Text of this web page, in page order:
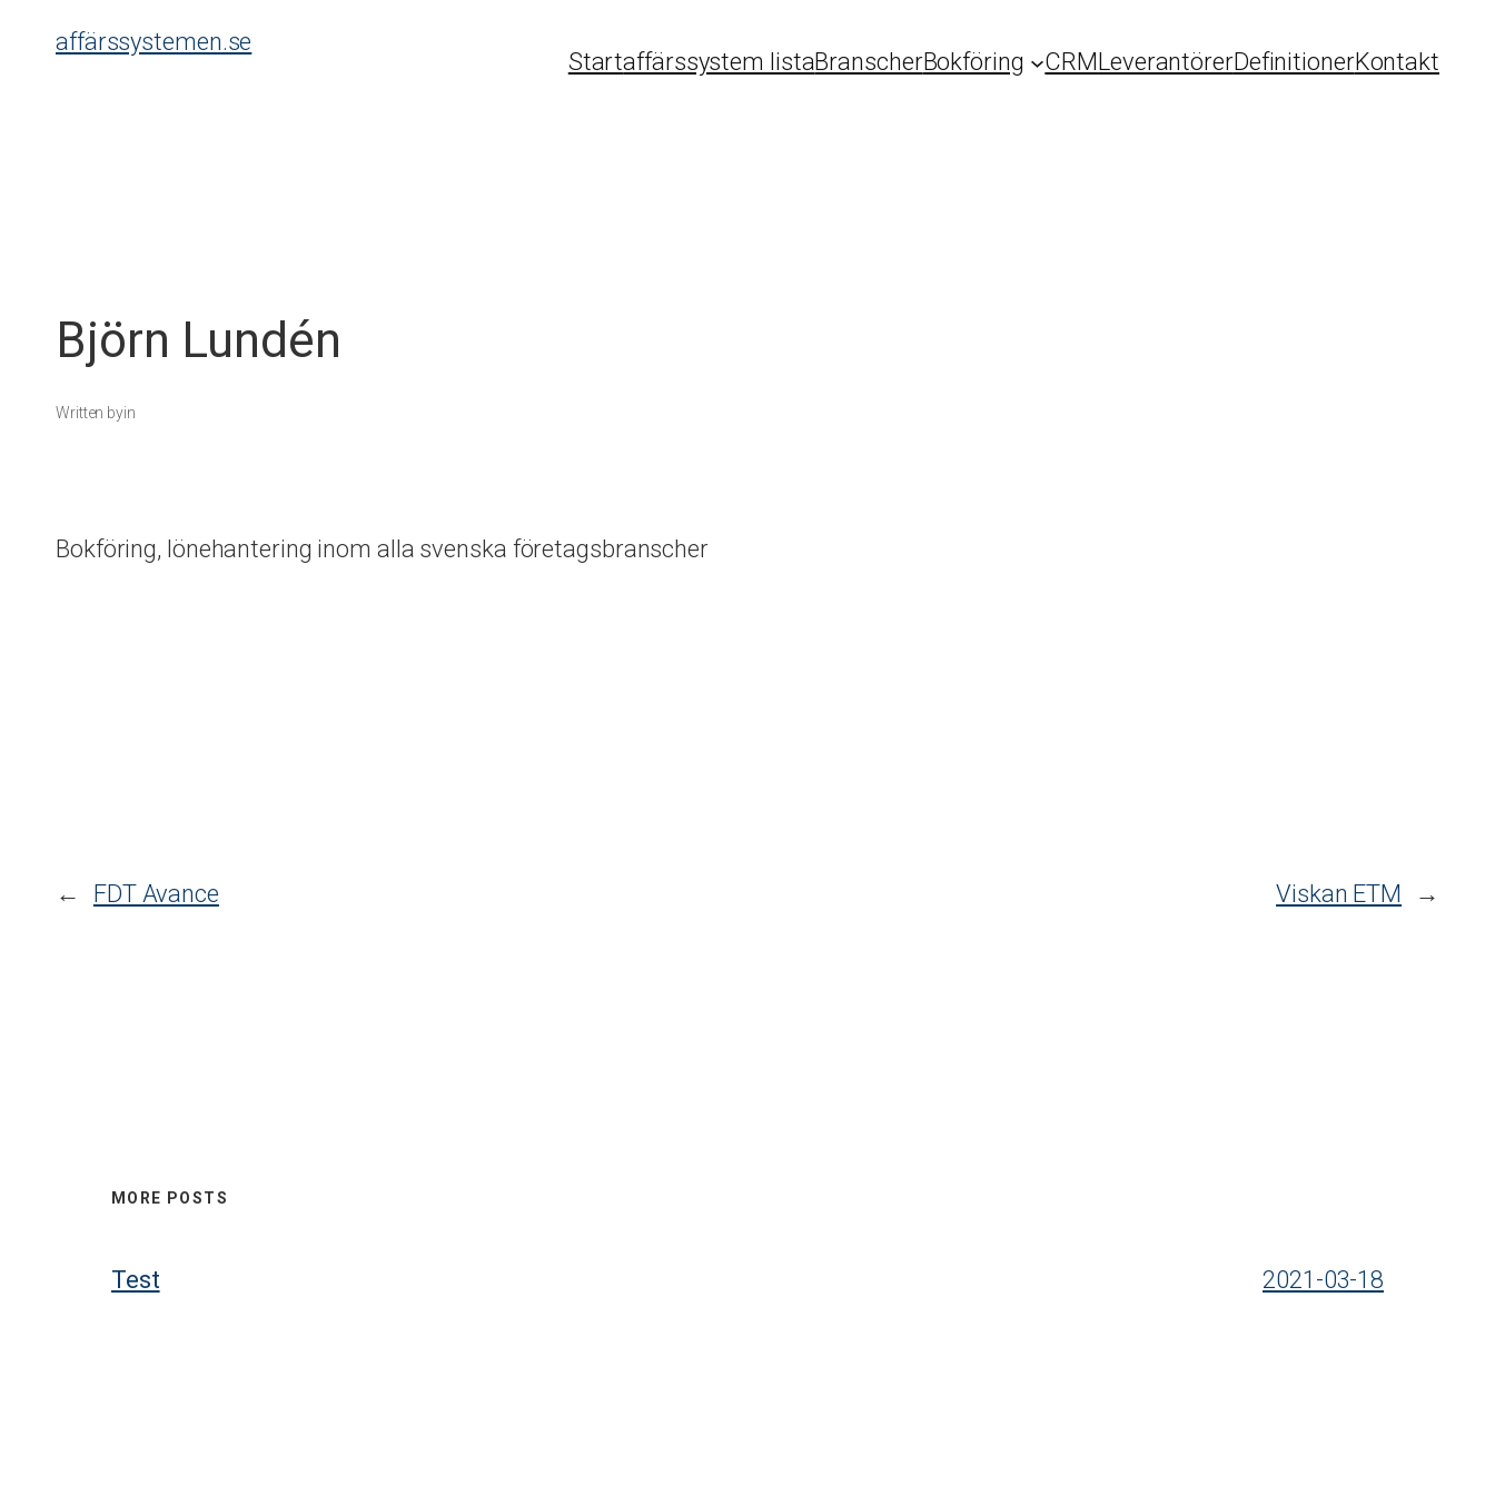
affärssystemen.se
Startaffärssystem listaBranscherBokföring CRMLeverantörerDefinitionerKontakt
Björn Lundén
Written byin
Bokföring, lönehantering inom alla svenska företagsbranscher
← FDT Avance Viskan ETM →
MORE POSTS
Test 2021-03-18